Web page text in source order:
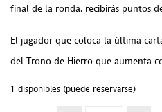
final de la ronda, recibirás puntos
El jugador que coloca la última
del Trono de Hierro que aumenta
1 disponibles (puede reservarse)